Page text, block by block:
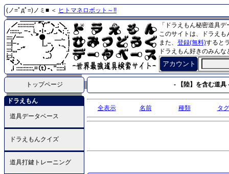
(ノ=ﾟдﾟ=)ノミ■ ＜ ヒトマネロボット～!!
「ドラえもん秘密道具
このサイトは、ドラえ
また、 登録(無料)すると
ドラえもん好きのみん
アカウント
トップページ - 【陸】を含む道具
ドラえもん
道具データベース
ドラえもんクイズ
道具打鍵トレーニング
全表示 名前 種類 タグ